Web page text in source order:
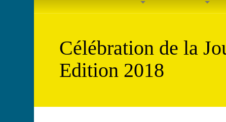
Célébration de la
Edition 2018